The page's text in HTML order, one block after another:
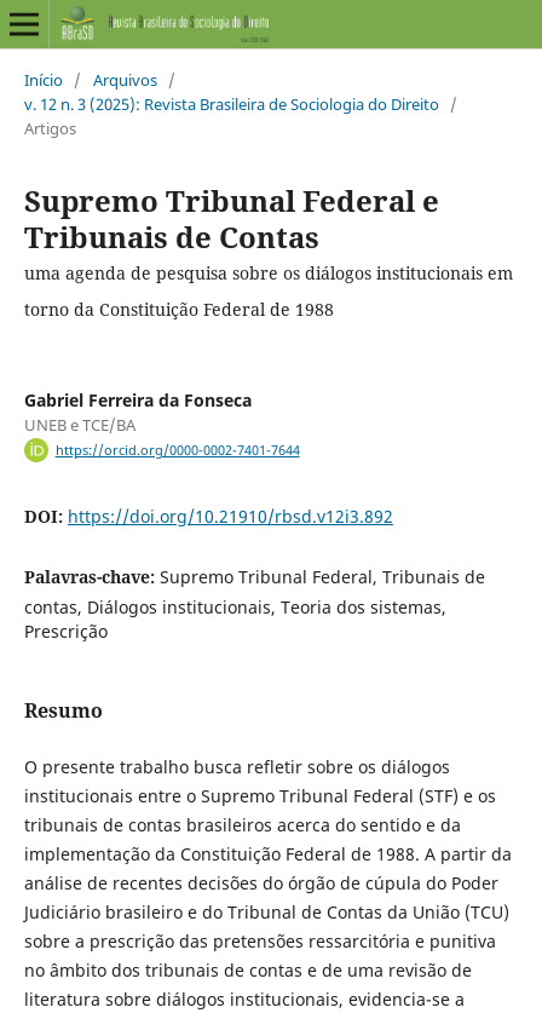
Início / Arquivos /
v. 12 n. 3 (2025): Revista Brasileira de Sociologia do Direito /
Artigos
Supremo Tribunal Federal e
Tribunais de Contas
uma agenda de pesquisa sobre os diálogos institucionais em
torno da Constituição Federal de 1988
Gabriel Ferreira da Fonseca
UNEB e TCE/BA
https://orcid.org/0000-0002-7401-7644
DOI: https://doi.org/10.21910/rbsd.v12i3.892
Palavras-chave: Supremo Tribunal Federal, Tribunais de
contas, Diálogos institucionais, Teoria dos sistemas,
Prescrição
Resumo
O presente trabalho busca refletir sobre os diálogos
institucionais entre o Supremo Tribunal Federal (STF) e os
tribunais de contas brasileiros acerca do sentido e da
implementação da Constituição Federal de 1988. A partir da
análise de recentes decisões do órgão de cúpula do Poder
Judiciário brasileiro e do Tribunal de Contas da União (TCU)
sobre a prescrição das pretensões ressarcitória e punitiva
no âmbito dos tribunais de contas e de uma revisão de
literatura sobre diálogos institucionais, evidencia-se a